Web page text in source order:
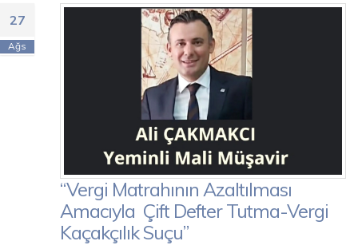
27
Ağs
“Vergi Matrahının Azaltılması
Amacıyla Çift Defter Tutma-Vergi
Kaçakçılık Suçu”